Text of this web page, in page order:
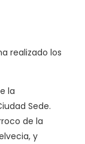
realizado los
la
Sede.
de la
y